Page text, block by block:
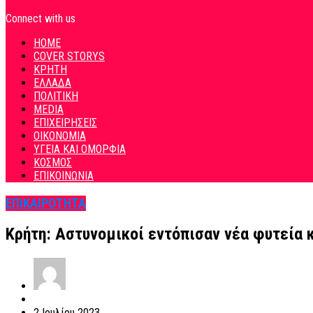
Connect with us
HOME
COVER STORYS
ΚΡΗΤΗ
ΕΛΛΑΔΑ
ΠΟΛΙΤΙΚΗ
MEDIA
ΕΠΙΧΕΙΡΗΣΕΙΣ
ΟΙΚΟΝΟΜΙΑ
ΥΓΕΙΑ ΚΑΙ ΟΜΟΡΦΙΑ
ΚΟΣΜΟΣ
ΕΠΙΚΟΙΝΩΝΙΑ
ΕΠΙΚΑΙΡΟΤΗΤΑ
Κρήτη: Αστυνομικοί εντόπισαν νέα φυτεία